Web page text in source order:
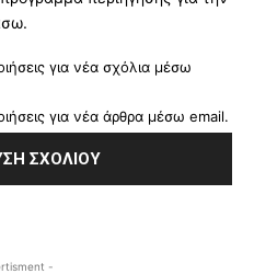
για νέα σχόλια μέσω
για νέα άρθρα μέσω email.
-